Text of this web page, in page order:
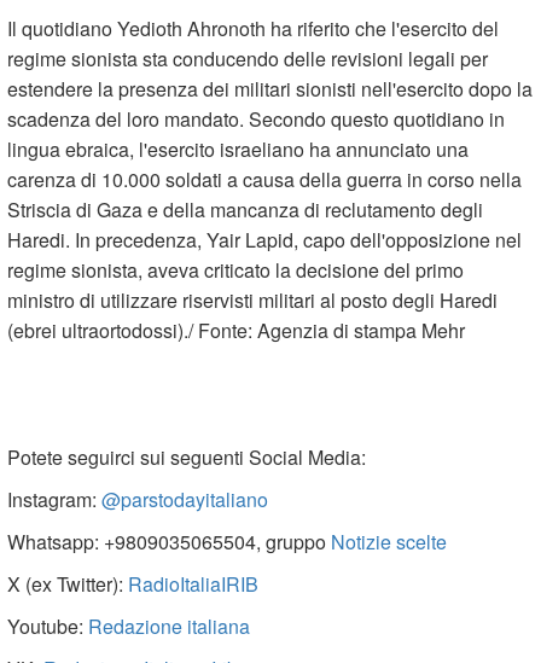
Il quotidiano Yedioth Ahronoth ha riferito che l'esercito del
regime sionista sta conducendo delle revisioni legali per
estendere la presenza dei militari sionisti nell'esercito dopo la
scadenza del loro mandato. Secondo questo quotidiano in
lingua ebraica, l'esercito israeliano ha annunciato una
carenza di 10.000 soldati a causa della guerra in corso nella
Striscia di Gaza e della mancanza di reclutamento degli
Haredi. In precedenza, Yair Lapid, capo dell'opposizione nel
regime sionista, aveva criticato la decisione del primo
ministro di utilizzare riservisti militari al posto degli Haredi
(ebrei ultraortodossi)./ Fonte: Agenzia di stampa Mehr
Potete seguirci sui seguenti Social Media:
Instagram: @parstodayitaliano
Whatsapp: +9809035065504, gruppo Notizie scelte
X (ex Twitter): RadioItaliaIRIB
Youtube: Redazione italiana